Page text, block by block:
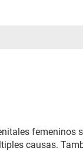
femeninos
causas.